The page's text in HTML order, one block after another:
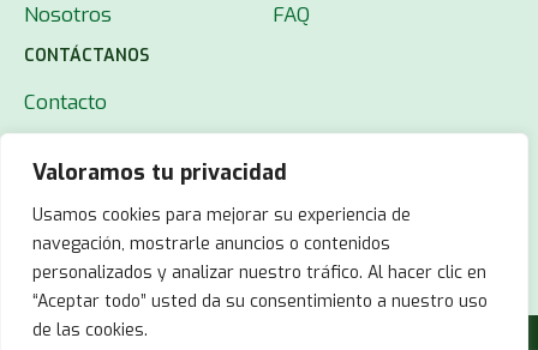
Valoramos tu privacidad
Usamos cookies para mejorar su experiencia de
navegación, mostrarle anuncios o contenidos
personalizados y analizar nuestro tráfico. Al hacer clic en
“Aceptar todo” usted da su consentimiento a nuestro uso
de las cookies.
Nosotros
FAQ
CONTÁCTANOS
Contacto